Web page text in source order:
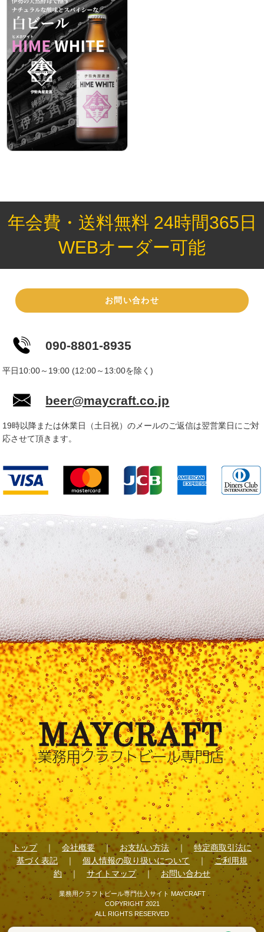
年会費・送料無料 24時間365日
WEBオーダー可能
お問い合わせ
090-8801-8935
平日10:00～19:00 (12:00～13:00を除く)
beer@maycraft.co.jp
19時以降または休業日（土日祝）のメールのご返信は翌営業日にご対
応させて頂きます。
トップ｜ 会社概要 ｜お支払い方法 ｜ 特定商取引法に
基づく表記 ｜ 個人情報の取り扱いについて ｜ご利用規
約｜ サイトマップ｜お問い合わせ
業務用クラフトビール専門仕入サイト MAYCRAFT
COPYRIGHT 2021
ALL RIGHTS RESERVED